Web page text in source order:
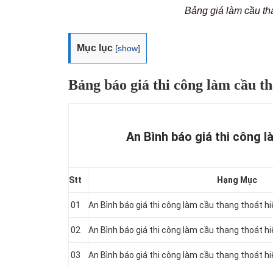
Bảng giá làm cầu
Mục lục [show]
Bảng báo giá thi công làm cầu
An Bình báo giá thi công
Stt Hạng Mục
01 An Bình báo giá thi công làm cầu thang thoát
02 An Bình báo giá thi công làm cầu thang thoát
03 An Bình báo giá thi công làm cầu thang thoát